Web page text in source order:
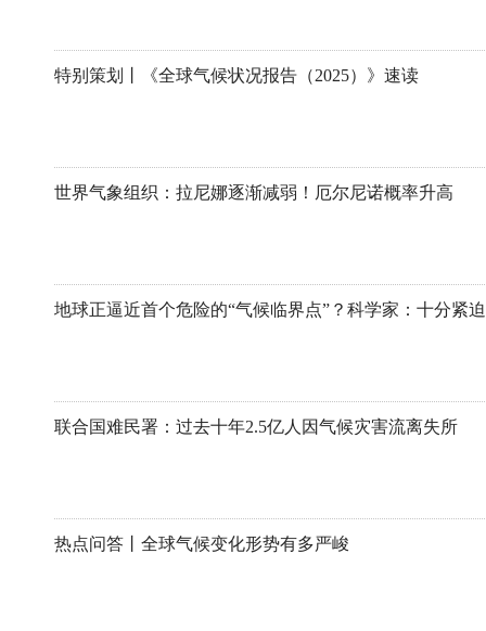
特别策划丨《全球气候状况报告（2025）》速读
世界气象组织：拉尼娜逐渐减弱！厄尔尼诺概率升高
地球正逼近首个危险的“气候临界点”？科学家：十分紧迫
联合国难民署：过去十年2.5亿人因气候灾害流离失所
热点问答丨全球气候变化形势有多严峻